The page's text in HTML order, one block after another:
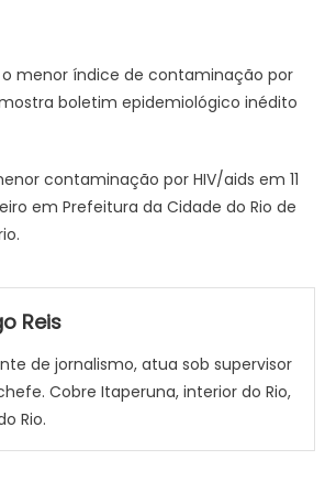
menor índice de contaminação por
mostra boletim epidemiológico inédito
contaminação por HIV/aids em 11
em Prefeitura da Cidade do Rio de
Reis
de jornalismo, atua sob supervisor
Cobre Itaperuna, interior do Rio,
Rio.